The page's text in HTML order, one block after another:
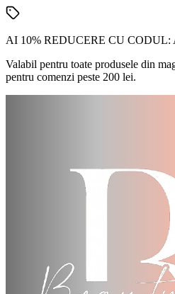
AI 10% REDUCERE CU CODUL:
Valabil pentru toate produsele din
pentru comenzi peste 200 lei.